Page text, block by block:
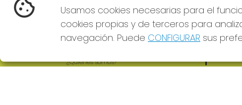
LOTERÍA MARTÍN MESA
¿Quiénes somos?
REDES
Usamos cookies necesarias para el
cookies propias y de terceros para
navegación. Puede CONFIGURAR sus